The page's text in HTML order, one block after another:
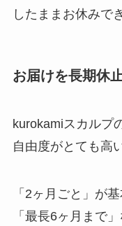
したままお休みで
お届けを長期休
kurokamiスカルプ
自由度がとても高
「2ヶ月ごと」が
「最長6ヶ月まで